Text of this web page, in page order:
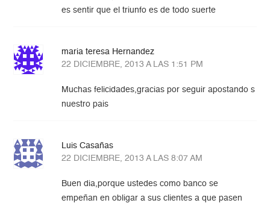
es sentir que el triunfo es de todo suerte
maria teresa Hernandez
22 DICIEMBRE, 2013 A LAS 1:51 PM
Muchas felicidades,gracias por seguir apostando s
nuestro pais
Luis Casañas
22 DICIEMBRE, 2013 A LAS 8:07 AM
Buen dia,porque ustedes como banco se
empeñan en obligar a sus clientes a que pasen